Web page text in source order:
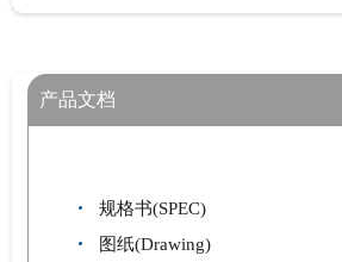
产品文档
规格书(SPEC)
图纸(Drawing)